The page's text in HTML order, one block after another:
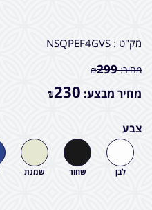
מק"ט : NSQPEF4GVS
מחיר: ₪299
מחיר מבצע: ₪230
צבע
לבן שחור שמנת